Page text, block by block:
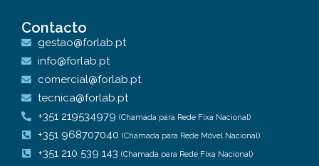
Contacto
gestao@forlab.pt
info@forlab.pt
comercial@forlab.pt
tecnica@forlab.pt
+351 219534979 (Chamada para Rede Fixa Nacional)
+351 968707040 (Chamada para Rede Móvel Nacional)
+351 210 539 143 (Chamada para Rede Fixa Nacional)